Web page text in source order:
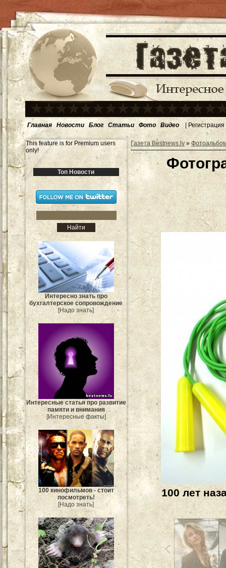
Главная Новости Блог Статьи Фото Видео | Регистрация
This feature is for Premium users
only!
Топ Новости
Интересно знать про
бухгалтерское сопровождение
[Надо знать]
Интересные статья про развитие
памяти и внимания
[Интересные факты]
100 кинофильмов - стоит
посмотреть!
[Надо знать]
Газета Bestnews.lv»
100 лет